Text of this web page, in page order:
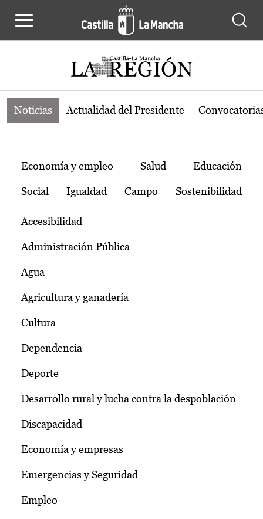
Noticias de la región de Castilla-La
Noticias Actualidad del Presidente
Temas
Economía y empleo Salud Educación
Social Igualdad Campo Sostenibilidad
Accesibilidad
Administración Pública
Agua
Agricultura y ganadería
Cultura
Dependencia
Deporte
Desarrollo rural y lucha contra la despoblación
Discapacidad
Economía y empresas
Emergencias y Seguridad
Empleo